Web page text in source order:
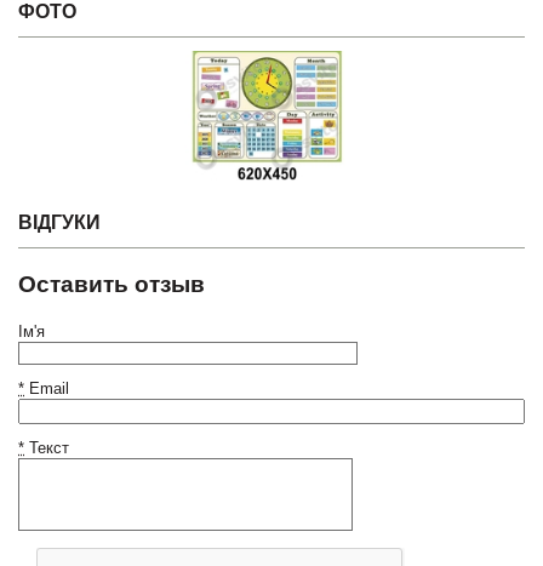
ФОТО
ВІДГУКИ
Оставить отзыв
Ім'я
* Email
* Текст